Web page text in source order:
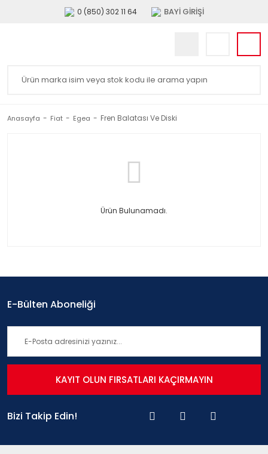
0 (850) 302 11 64 BAYİ GİRİŞİ
Anasayfa Fiat Egea Fren Balatası Ve Diski
Ürün Bulunamadı.
E-Bülten Aboneliği
KAYIT OLUN FIRSATLARI KAÇIRMAYIN
Bizi Takip Edin!